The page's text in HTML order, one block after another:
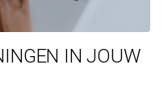
IN JOUW